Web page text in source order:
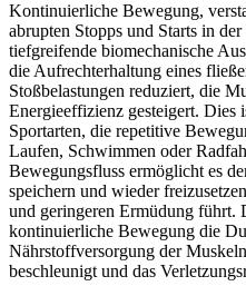
Kontinuierliche Bewegung,
abrupten Stopps und Starts in
tiefgreifende biomechanische
die Aufrechterhaltung eines
Stoßbelastungen reduziert, die
Energieeffizienz gesteigert. Dies
Sportarten, die repetitive
Laufen, Schwimmen oder
Bewegungsfluss ermöglicht es
speichern und wieder
und geringeren Ermüdung führt.
kontinuierliche Bewegung die
Nährstoffversorgung der
beschleunigt und das